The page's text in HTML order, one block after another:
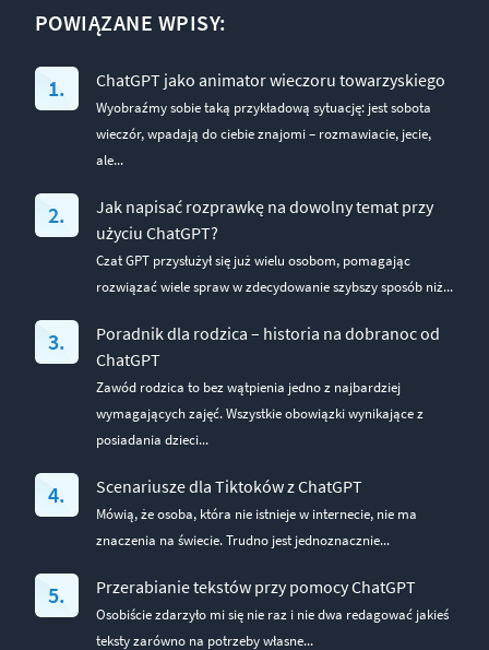
POWIĄZANE WPISY:
ChatGPT jako animator wieczoru towarzyskiego
Wyobraźmy sobie taką przykładową sytuację: jest sobota
wieczór, wpadają do ciebie znajomi – rozmawiacie, jecie,
ale...
Jak napisać rozprawkę na dowolny temat przy
użyciu ChatGPT?
Czat GPT przysłużył się już wielu osobom, pomagając
rozwiązać wiele spraw w zdecydowanie szybszy sposób niż...
Poradnik dla rodzica – historia na dobranoc od
ChatGPT
Zawód rodzica to bez wątpienia jedno z najbardziej
wymagających zajęć. Wszystkie obowiązki wynikające z
posiadania dzieci...
Scenariusze dla Tiktoków z ChatGPT
Mówią, że osoba, która nie istnieje w internecie, nie ma
znaczenia na świecie. Trudno jest jednoznacznie...
Przerabianie tekstów przy pomocy ChatGPT
Osobiście zdarzyło mi się nie raz i nie dwa redagować jakieś
teksty zarówno na potrzeby własne...